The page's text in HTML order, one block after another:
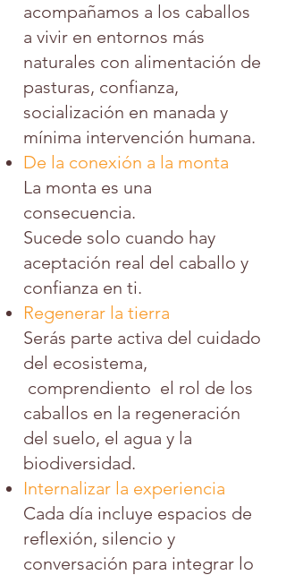
acompañamos a los caballos
a vivir en entornos más
naturales con alimentación de
pasturas, confianza,
socialización en manada y
mínima intervención humana.
De la conexión a la monta
La monta es una
consecuencia.
Sucede solo cuando hay
aceptación real del caballo y
confianza en ti.
Regenerar la tierra
Serás parte activa del cuidado
del ecosistema,
comprendiento el rol de los
caballos en la regeneración
del suelo, el agua y la
biodiversidad.
Internalizar la experiencia
Cada día incluye espacios de
reflexión, silencio y
conversación para integrar lo